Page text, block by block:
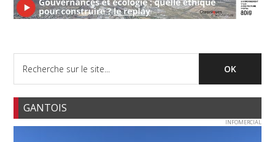
GANTOIS
INFOMERCIAL